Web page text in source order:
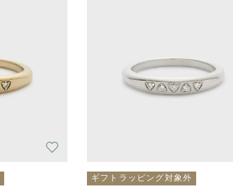
ギフトラッピング対象外